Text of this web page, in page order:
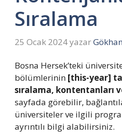
Sıralama
25 Ocak 2024yazar
Bosna Hersek’teki
bölümlerinin [this-year]
sıralama, kontentanları
sayfada görebilir,
üniversiteler ve ilgili
ayrıntılı bilgi alabilirsiniz.